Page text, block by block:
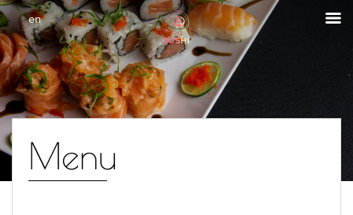
en
Menu
Cookies management panel